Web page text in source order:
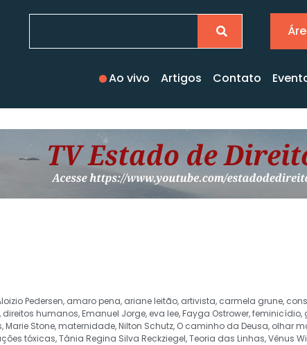
Ao vivo Artigos Contato
Pedersen, amaro pena, ariane leitão, artivista, carmela grune,
, direitos humanos,Emanuel Jorge, eva lee,Fayga Ostrower,feminicídio,
,Marie Stone,maternidade,Nilton Schutz, O caminho da Deusa, olhar
tóxicas,Tânia Regina Silva Reckziegel,Teoria das Linhas,Vênus